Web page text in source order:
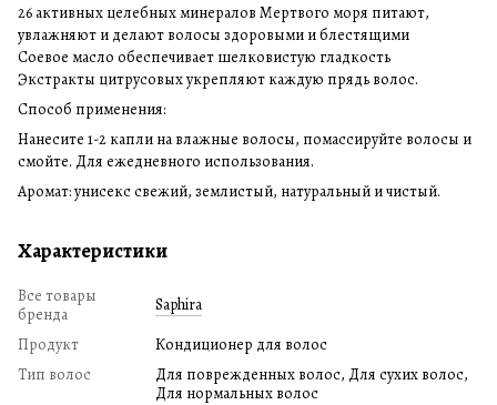
26 активных целебных минералов Мертвого моря питают,
увлажняют и делают волосы здоровыми и блестящими
Соевое масло обеспечивает шелковистую гладкость
Экстракты цитрусовых укрепляют каждую прядь волос.
Способ применения:
Нанесите 1-2 капли на влажные волосы, помассируйте волосы и
смойте. Для ежедневного использования.
Аромат: унисекс свежий, землистый, натуральный и чистый.
Характеристики
Все товары
бренда
Saphira
Продукт
Кондиционер для волос
Тип волос
Для поврежденных волос, Для сухих волос,
Для нормальных волос